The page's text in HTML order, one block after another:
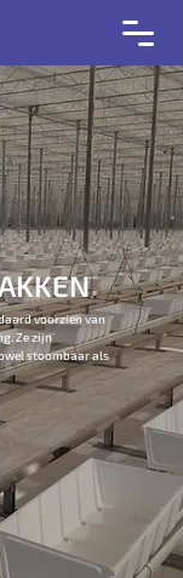
voorzien van
Ze zijn
stoombaar als